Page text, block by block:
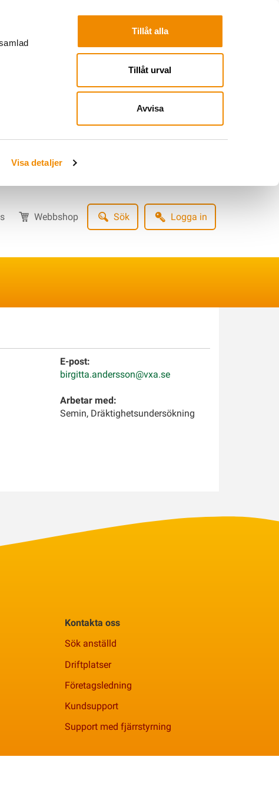
Visa detaljer
Tillåt alla
Tillåt urval
Avvisa
Webbshop Sök Logga in
E-post:
birgitta.andersson@vxa.se
Arbetar med:
Semin, Dräktighetsundersökning
Kontakta oss
Sök anställd
Driftplatser
Företagsledning
Kundsupport
Support med fjärrstyrning